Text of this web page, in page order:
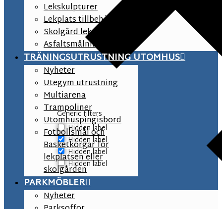
Generic filters
Hidden label
Hidden label
Hidden label
Hidden label
Lekskulpturer
Lekplats tillbehör
Skolgård lekutrustning
Asfaltsmålningar
TRÄNINGSUTRUSTNING UTOMHUS
Nyheter
Utegym utrustning
Multiarena
Trampoliner
Utomhuspingisbord
Fotbollsmål och
Basketkorgar för
lekplatsen eller
skolgården
PARKMÖBLER
Nyheter